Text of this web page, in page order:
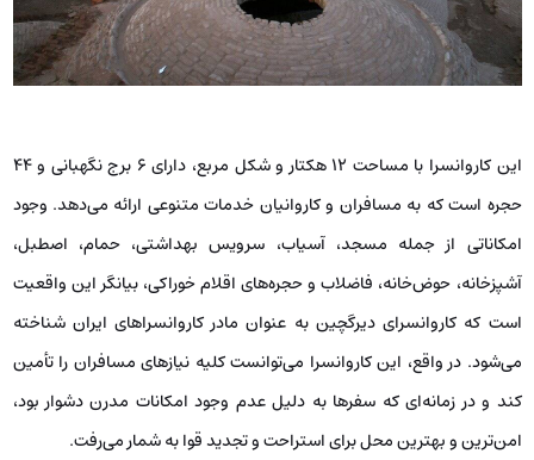
این کاروانسرا با مساحت 12 هکتار و شکل مربع، دارای 6 برج نگهبانی و 44
حجره است که به مسافران و کاروانیان خدمات متنوعی ارائه می‌دهد. وجود
امکاناتی از جمله مسجد، آسیاب، سرویس بهداشتی، حمام، اصطبل،
آشپزخانه، حوض‌خانه، فاضلاب و حجره‌های اقلام خوراکی، بیانگر این واقعیت
است که کاروانسرای دیرگچین به عنوان مادر کاروانسراهای ایران شناخته
می‌شود. در واقع، این کاروانسرا می‌توانست کلیه نیازهای مسافران را تأمین
کند و در زمانه‌ای که سفرها به دلیل عدم وجود امکانات مدرن دشوار بود،
امن‌ترین و بهترین محل برای استراحت و تجدید قوا به شمار می‌رفت.